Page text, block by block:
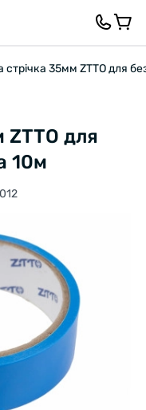
стрічка 35мм ZTTO для
ZTTO для
10м